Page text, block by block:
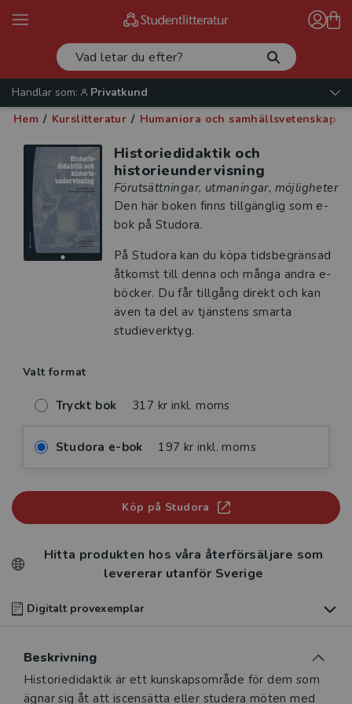
Handlar som:
Privatkund
Hem / Kurslitteratur / Humaniora och samhällsvetenskap
Historiedidaktik och
historieundervisning
Förutsättningar, utmaningar, möjligheter
Den här boken finns tillgänglig som e-
bok på Studora.
På Studora kan du köpa tidsbegränsad
åtkomst till denna och många andra e-
böcker. Du får tillgång direkt och kan
även ta del av tjänstens smarta
studieverktyg.
Valt format
Tryckt bok 317 kr inkl. moms
Studora e-bok 197 kr inkl. moms
Köp på Studora
Hitta produkten hos våra återförsäljare som
levererar utanför Sverige
Digitalt provexemplar
digitalt provexemplar av den här produkten
Våra digitala provexemplar tillhandahålls via Studora.se
Beskrivning
Beskrivning
Historiedidaktik är ett kunskapsområde för dem som
ägnar sig åt att iscensätta eller studera möten med